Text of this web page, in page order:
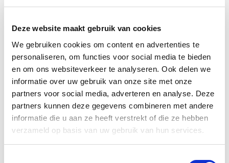
Deze website maakt gebruik van cookies
We gebruiken cookies om content en advertenties te
personaliseren, om functies voor social media te bieden
en om ons websiteverkeer te analyseren. Ook delen we
informatie over uw gebruik van onze site met onze
partners voor social media, adverteren en analyse. Deze
partners kunnen deze gegevens combineren met andere
informatie die u aan ze heeft verstrekt of die ze hebben
verzameld op basis van uw gebruik van hun services.
Gebitsproblemen bij paarden